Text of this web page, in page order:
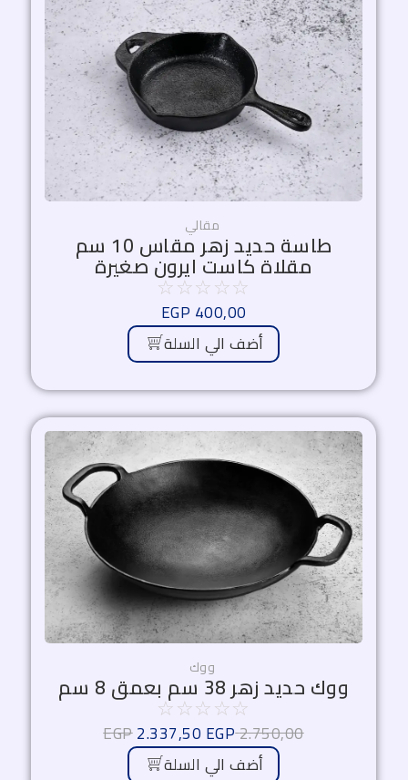
طاسة حديد زهر مقاس 10 سم
مقلاة كاست ايرون صغيرة
☆
☆
☆
400,00
EGP
أضف الي السلة
ووك حديد زهر 38 سم بعمق 8 سم
☆
☆
☆
2.750,00
EGP
السعر
الأصلي
هو:
2.750,00 EGP.
2.337,50EGP
السعر
الحالي
هو:
2.337,50 EGP.
أضف الي السلة